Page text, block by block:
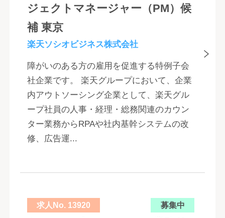
ジェクトマネージャー（PM）候
補 東京
楽天ソシオビジネス株式会社
障がいのある方の雇用を促進する特例子会
社企業です。 楽天グループにおいて、企業
内アウトソーシング企業として、楽天グル
ープ社員の人事・経理・総務関連のカウン
ター業務からRPAや社内基幹システムの改
修、広告運...
求人No. 13920 募集中